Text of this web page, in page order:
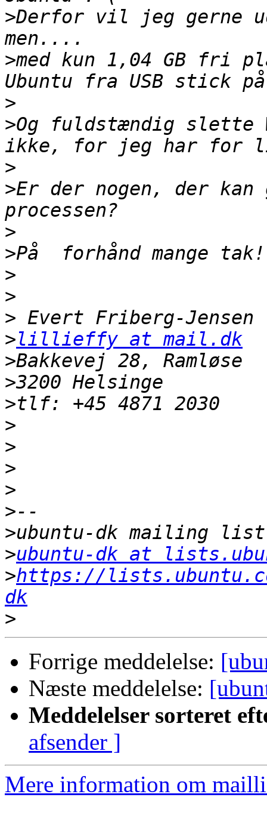
>Derfor vil jeg gerne
>med kun 1,04 GB fri
>
>Og fuldstændig slette
>
>Er der nogen, der kan
>
>
>
>
>
>lillieffy at mail.dk
>
>
>
>
>
>
>
>
>
>ubuntu-dk at
>https://
dk
>
Forrige meddelelse:
Næste meddelelse:
Meddelelser sorteret
afsender ]
Mere information om